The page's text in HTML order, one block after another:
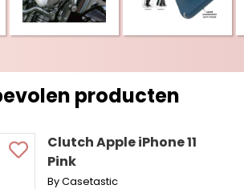
producten
Clutch Apple iPhone 11
Pink
By Casetastic